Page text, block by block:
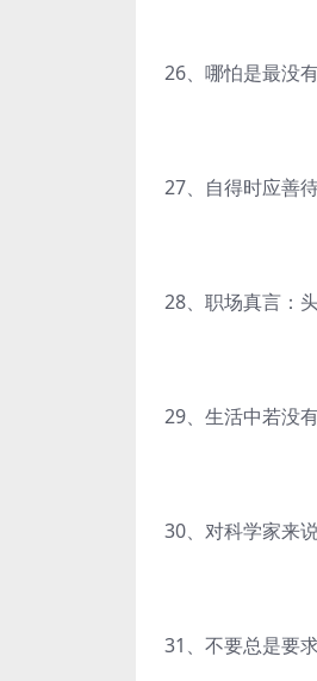
26、哪怕是最没
27、自得时应善
28、职场真言：
29、生活中若没
30、对科学家来
31、不要总是要